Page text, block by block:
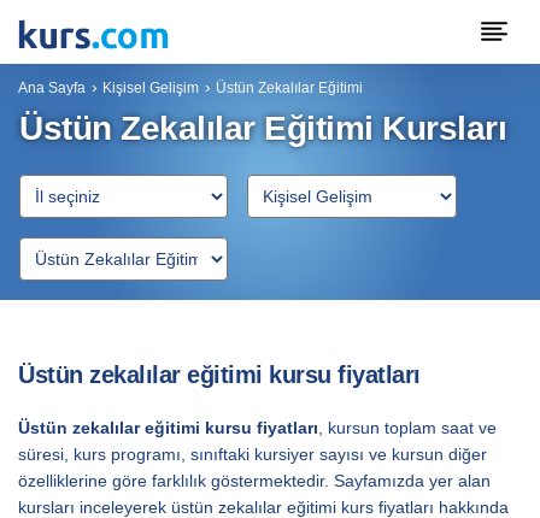
Ana Sayfa Kişisel Gelişim Üstün Zekalılar Eğitimi
Üstün Zekalılar Eğitimi Kursları
Üstün zekalılar eğitimi kursu fiyatları
Üstün zekalılar eğitimi kursu fiyatları , kursun toplam saat ve
süresi, kurs programı, sınıftaki kursiyer sayısı ve kursun diğer
özelliklerine göre farklılık göstermektedir. Sayfamızda yer alan
kursları inceleyerek üstün zekalılar eğitimi kurs fiyatları hakkında